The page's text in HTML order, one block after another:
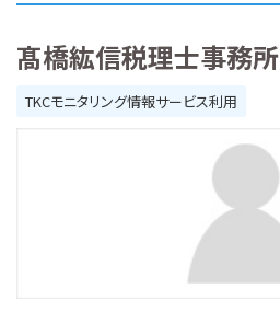
髙橋紘信税理士事務所
TKCモニタリング情報サービス利用